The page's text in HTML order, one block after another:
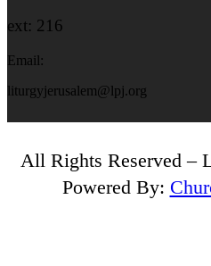
ext: 216
Email:
liturgyjerusalem@lpj.org
All Rights Reserved –
Powered By: